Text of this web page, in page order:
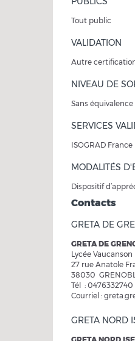
Tout public
VALIDATION
Autre
NIVEAU DE
Sans
SERVICES
ISOGRAD France
MODALITÉS
Dispositif
Contacts
GRETA DE
GRETA DE
Lycée Vaucanson
27 rue Anatole
38030
Tél : 0476332740
Courriel :
GRETA NORD